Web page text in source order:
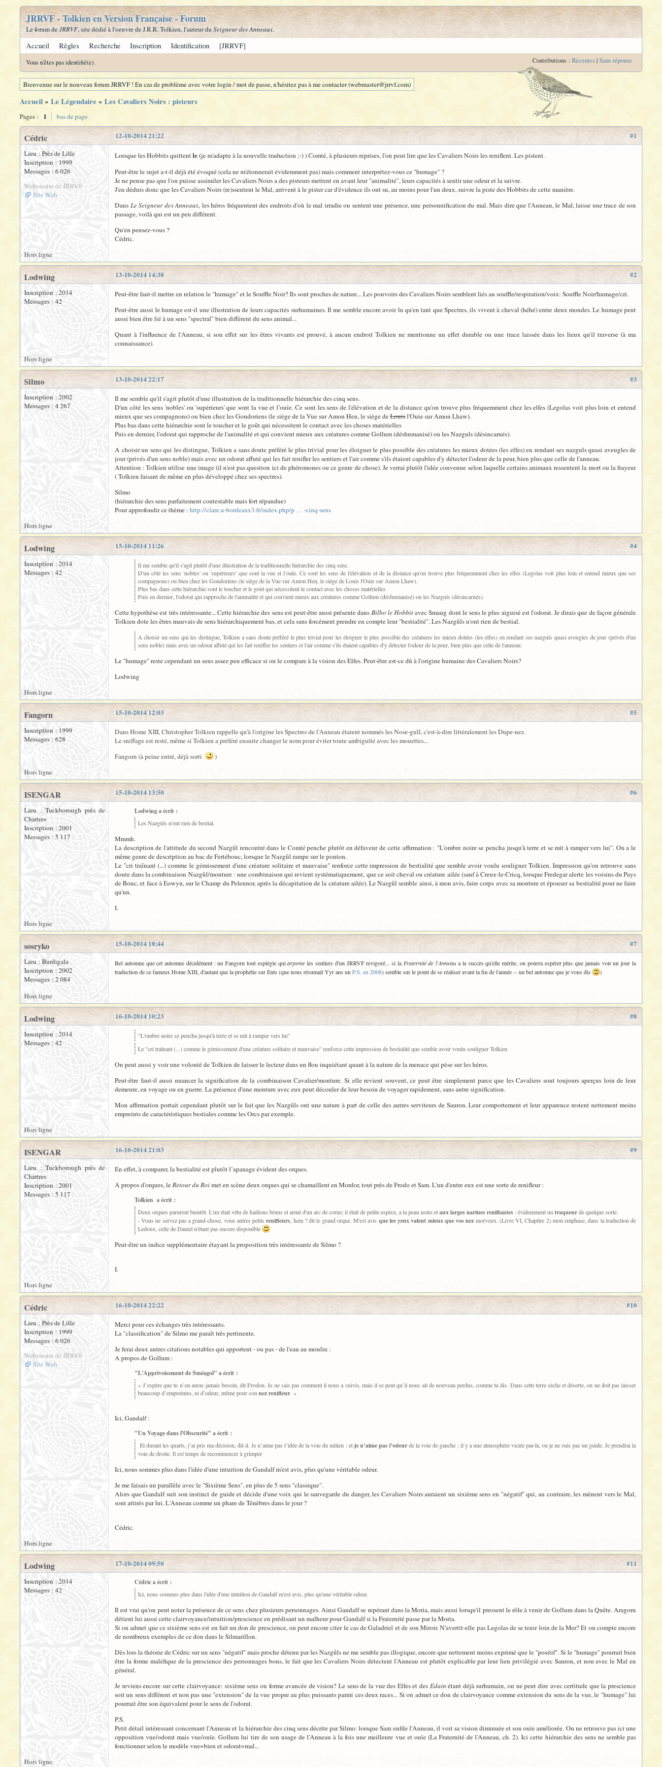
JRRVF - Tolkien en Version Française - Forum
Le forum deJRRVF, site dédié à l'oeuvre de J.R.R. Tolkien, l'auteur du Seigneur des Anneaux.
Accueil Règles Recherche Inscription Identification [JRRVF]
Vous n'êtes pas identifié(e). Contributions : Récentes| Sans réponse
Bienvenue sur le nouveau forum JRRVF ! En cas de problème avec votre login / mot de passe, n'hésitez pas à me contacter (webmaster@jrrvf.com)
Accueil» Le Légendaire » Les Cavaliers Noirs : pisteurs
Pages : 1 bas de page
#1
12-10-2014 21:22
Cédric
Lieu : Près de Lille
Inscription : 1999
Messages : 6 026
Webmestre de JRRVF
Site Web
Lorsque les Hobbits quittentle(je m'adapte à la nouvelle traduction ;-) ) Comté, à plusieurs reprises, l'on peut lire que les Cavaliers Noirs les reniflent. Les pistent.
Peut-être le sujet a-t-il déjà été évoqué (cela ne m'étonnerait évidemment pas) mais comment interprétez-vous ce "humage" ?
Je ne pense pas que l'on puisse assimiler les Cavaliers Noirs a des pisteurs mettent en avant leur "animalité", leurs capacités à sentir une odeur et la suivre.
J'en déduis donc que les Cavaliers Noirs (re)ssentent le Mal, arrivent à le pister car d'évidence ils ont su, au moins pour l'un deux, suivre la piste des Hobbits de cette manière.
Dans Le Seigneur des Anneaux, les héros fréquentent des endroits d'où le mal irradie ou sentent une présence, une personnification du mal. Mais dire que l'Anneau, le Mal, laisse une trace de son
passage, voilà qui est un peu différent.
Qu'en pensez-vous ?
Cédric.
Hors ligne
#2
13-10-2014 14:38
Lodwing
Inscription : 2014
Messages : 42
Peut-être faut-il mettre en relation le "humage" et le Souffle Noir? Ils sont proches de nature... Les pouvoirs des Cavaliers Noirs semblent liés au souffle/respiration/voix: Souffle Noir/humage/cri.
Peut-être aussi le humage est-il une illustration de leurs capacités surhumaines. Il me semble encore avoir lu qu'en tant que Spectres, ils vivent à cheval (héhé) entre deux mondes. Le humage peut
aussi bien être lié à un sens "spectral" bien différent du sens animal...
Quant à l'influence de l'Anneau, si son effet sur les êtres vivants est prouvé, à aucun endroit Tolkien ne mentionne un effet durable ou une trace laissée dans les lieux qu'il traverse (à ma
connaissance).
Hors ligne
#3
13-10-2014 22:17
Silmo
Inscription : 2002
Messages : 4 267
Il me semble qu'il s'agit plutôt d'une illustration de la traditionnelle hiérarchie des cinq sens.
D'un côté les sens 'nobles' ou 'supérieurs' que sont la vue et l’ouïe. Ce sont les sens de l'élévation et de la distance qu'on trouve plus fréquemment chez les elfes (Legolas voit plus loin et entend
mieux que ses compagnons) ou bien chez les Gondoriens (le siège de la Vue sur Amon Hen, le siège deLouisl'Ouie sur Amon Lhaw).
Plus bas dans cette hiérarchie sont le toucher et le goût qui nécessitent le contact avec les choses matérielles
Puis en dernier, l'odorat qui rapproche de l'animalité et qui convient mieux aux créatures comme Gollum (déshumanisé) ou les Nazguls (désincarnés).
A choisir un sens qui les distingue, Tolkien a sans doute préféré le plus trivial pour les éloigner le plus possible des créatures les mieux dotées (les elfes) en rendant ses nazguls quasi aveugles de
jour (privés d'un sens noble) mais avec un odorat affuté qui les fait renifler les sentiers et l'air comme s'ils étaient capables d'y détecter l'odeur de la peur, bien plus que celle de l'anneau.
Attention : Tolkien utilise une image (il n'est pas question ici de phéromones ou ce genre de chose). Je verrai plutôt l'idée convenue selon laquelle certains animaux ressentent la mort ou la frayeur
( Tolkien faisant de même en plus développé chez ses spectres).
Silmo
(hiérarchie des sens parfaitement contestable mais fort répandue)
Pour approfondir ce thème : http://clare.u-bordeaux3.fr/index.php/p … -cinq-sens
Hors ligne
#4
15-10-2014 11:26
Lodwing
Inscription : 2014
Messages : 42
Il me semble qu'il s'agit plutôt d'une illustration de la traditionnelle hiérarchie des cinq sens.
D'un côté les sens 'nobles' ou 'supérieurs' que sont la vue et l’ouïe. Ce sont les sens de l'élévation et de la distance qu'on trouve plus fréquemment chez les elfes (Legolas voit plus loin et entend mieux que ses
compagnons) ou bien chez les Gondoriens (le siège de la Vue sur Amon Hen, le siège de Louis l'Ouie sur Amon Lhaw).
Plus bas dans cette hiérarchie sont le toucher et le goût qui nécessitent le contact avec les choses matérielles
Puis en dernier, l'odorat qui rapproche de l'animalité et qui convient mieux aux créatures comme Gollum (déshumanisé) ou les Nazguls (désincarnés).
Cette hypothèse est très intéressante... Cette hiérarchie des sens est peut-être aussi présente dans Bilbo le Hobbitavec Smaug dont le sens le plus aiguisé est l'odorat. Je dirais que de façon générale
Tolkien dote les êtres mauvais de sens hiérarchiquement bas, et cela sans forcément prendre en compte leur "bestialité". Les Nazgûls n'ont rien de bestial.
A choisir un sens qui les distingue, Tolkien a sans doute préféré le plus trivial pour les éloigner le plus possible des créatures les mieux dotées (les elfes) en rendant ses nazguls quasi aveugles de jour (privés d'un
sens noble) mais avec un odorat affuté qui les fait renifler les sentiers et l'air comme s'ils étaient capables d'y détecter l'odeur de la peur, bien plus que celle de l'anneau.
Le "humage" reste cependant un sens assez peu efficace si on le compare à la vision des Elfes. Peut-être est-ce dû à l'origine humaine des Cavaliers Noirs?
Lodwing
Hors ligne
#5
15-10-2014 12:03
Fangorn
Inscription : 1999
Messages : 628
Dans Home XIII, Christopher Tolkien rappelle qu'à l'origine les Spectres de l'Anneau étaient nommés les Nose-gull, c'est-à-dire littéralement les Dupe-nez.
Le sniffage est resté, même si Tolkien a préféré ensuite changer le nom pour éviter toute ambiguïté avec les mouettes...
Fangorn (à peine entré, déjà sorti
)
Hors ligne
#6
15-10-2014 13:50
ISENGAR
Lieu : Tuckborough près de
Chartres
Inscription : 2001
Messages : 5 117
Lodwing a écrit :
Les Nazgûls n'ont rien de bestial.
Mmmh.
La description de l'attitude du second Nazgûl rencontré dans le Comté penche plutôt en défaveur de cette affirmation : "L'ombre noire se pencha jusqu'à terre et se mit à ramper vers lui". On a le
même genre de description au bac de Fertébouc, lorsque le Nazgûl rampe sur le ponton.
Le "cri traînant (...) comme le gémissement d'une créature solitaire et mauvaise" renforce cette impression de bestialité que semble avoir voulu souligner Tolkien. Impression qu'on retrouve sans
doute dans la combinaison Nazgûl/monture : une combinaison qui revient systématiquement, que ce soit cheval ou créature ailée (sauf à Creux-le-Cricq, lorsque Fredegar alerte les voisins du Pays
de Bouc, et face à Eowyn, sur le Champ du Pelennor, après la décapitation de la créature ailée). Le Nazgûl semble ainsi, à mon avis, faire corps avec sa monture et épouser sa bestialité pour ne faire
qu'un.
I.
Hors ligne
#7
15-10-2014 18:44
sosryko
Lieu : Burdigala
Inscription : 2002
Messages : 2 084
Bel automne que cet automne décidément : un Fangorn tout espiègle quiarpente les sentiers d'un JRRVF revigoré... si la Fraternité de l'Anneau a le succès qu'elle mérite, on pourra espérer plus que jamais voir un jour la
traduction de ce fameux Home XIII, d'autant que la prophétie sur Ents (que nous résumait Yyr ans un P.S. en 2008) semble sur le point de se réaliser avant la fin de l'année -- un bel automne que je vous dis )
Hors ligne
#8
16-10-2014 10:23
Lodwing
Inscription : 2014
Messages : 42
"L'ombre noire se pencha jusqu'à terre et se mit à ramper vers lui"
Le "cri traînant (...) comme le gémissement d'une créature solitaire et mauvaise" renforce cette impression de bestialité que semble avoir voulu souligner Tolkien
On peut aussi y voir une volonté de Tolkien de laisser le lecteur dans un flou inquiétant quant à la nature de la menace qui pèse sur les héros.
Peut-être faut-il aussi nuancer la signification de la combinaison Cavalier/monture. Si elle revient souvent, ce peut être simplement parce que les Cavaliers sont toujours aperçus loin de leur
demeure, en voyage ou en guerre. La présence d'une monture avec eux peut découler de leur besoin de voyager rapidement, sans autre signification.
Mon affirmation portait cependant plutôt sur le fait que les Nazgûls ont une nature à part de celle des autres serviteurs de Sauron. Leur comportement et leur apparence restent nettement moins
empreints de caractéristiques bestiales comme les Orcs par exemple.
Hors ligne
#9
16-10-2014 21:03
ISENGAR
Lieu : Tuckborough près de
Chartres
Inscription : 2001
Messages : 5 117
En effet, à comparer, la bestialité est plutôt l’apanage évident des orques.
A propos d'orques, leRetour du Roimet en scène deux orques qui se chamaillent en Mordor, tout près de Frodo et Sam. L'un d'entre eux est une sorte de renifleur :
Tolkien a écrit :
Deux orques parurent bientôt. L'un était vêtu de haillons bruns et armé d'un arc de corne; il était de petite espèce, a la peau noire etaux larges narines reniflantes : évidemment un traqueurde quelque sorte.
- Vous ne servez pas a grand-chose, vous autres petitsrenifleurs , hein ? dit le grand orque. M'est avis que les yeux valent mieux que vos nez morveux. (Livre VI, Chapitre 2)mon emphase, dans la traduction de
Ledoux, celle de Daniel n'étant pas encore disponible
Peut-être un indice supplémentaire étayant la proposition très intéressante de Silmo ?
I.
Hors ligne
#10
16-10-2014 22:22
Cédric
Lieu : Près de Lille
Inscription : 1999
Messages : 6 026
Webmestre de JRRVF
Site Web
Merci pour ces échanges très intéressants.
La "classification" de Silmo me paraît très pertinente.
Je ferai deux autres citations notables qui apportent - ou pas - de l'eau au moulin :
A propos de Gollum :
"L'Apprivoisement de Sméagol" a écrit :
« J’espère que tu n’en auras jamais besoin, dit Frodon. Je ne sais pas comment il nous a suivis, mais il se peut qu’il nous ait de nouveau perdus, comme tu dis. Dans cette terre sèche et déserte, on ne doit pas laisser
beaucoup d’empreintes, ni d’odeur, même pour son nez renifleur. »
Ici, Gandalf :
"Un Voyage dans l'Obscurité" a écrit :
Et durant les quarts, j’ai pris ma décision, dit-il. Je n’aime pas l’idée de la voie du milieu ; et je n’aime pas l’odeurde la voie de gauche ; il y a une atmosphère viciée par-là, ou je ne suis pas un guide. Je prendrai la
voie de droite. Il est temps de recommencer à grimper
Ici, nous sommes plus dans l'idée d'une intuition de Gandalf m'est avis, plus qu'une véritable odeur.
Je me faisais un parallèle avec le "Sixième Sens", en plus de 5 sens "classique".
Alors que Gandalf suit son instinct de guide et décide d'une voix qui le sauvegarde du danger, les Cavaliers Noirs auraient un sixième sens en "négatif" qui, au contraire, les mènent vers le Mal,
sont attirés par lui. L'Anneau comme un phare de Ténèbres dans le jour ?
Cédric.
Hors ligne
#11
17-10-2014 09:50
Lodwing
Inscription : 2014
Messages : 42
Cédric a écrit :
Ici, nous sommes plus dans l'idée d'une intuition de Gandalf m'est avis, plus qu'une véritable odeur.
Il est vrai qu'on peut noter la présence de ce sens chez plusieurs personnages. Ainsi Gandalf se repérant dans la Moria, mais aussi lorsqu'il pressent le rôle à venir de Gollum dans la Quête. Aragorn
détient lui aussi cette clairvoyance/intuition/prescience en prédisant un malheur pour Gandalf si la Fraternité passe par la Moria.
Si on admet que ce sixième sens est en fait un don de prescience, on peut encore citer le cas de Galadriel et de son Miroir. N'avertit-elle pas Legolas de se tenir loin de la Mer? Et on compte encore
de nombreux exemples de ce don dans le Silmarillon.
Dès lors la théorie de Cédric sur un sens "négatif" mais proche détenu par les Nazgûls ne me semble pas illogique, encore que nettement moins exprimé que le "positif". Si le "humage" pourrait bien
être la forme maléfique de la prescience des personnages bons, le fait que les Cavaliers Noirs détectent l'Anneau est plutôt explicable par leur lien privilégié avec Sauron, et non avec le Mal en
général.
Je reviens encore sur cette clairvoyance: sixième sens ou forme avancée de vision? Le sens de la vue des Elfes et des Edain étant déjà surhumain, on ne peut dire avec certitude que la prescience
soit un sens différent et non pas une "extension" de la vue propre au plus puissants parmi ces deux races... Si on admet ce don de clairvoyance comme extension du sens de la vue, le "humage" lui
pourrait être son équivalent pour le sens de l'odorat.
P.S.
Petit détail intéressant concernant l'Anneau et la hiérarchie des cinq sens décrite par Silmo: lorsque Sam enfile l'Anneau, il voit sa vision diminuée et son ouïe améliorée. On ne retrouve pas ici une
opposition vue/odorat mais vue/ouïe. Gollum lui tire de son usage de l'Anneau à la fois une meilleure vue et ouïe (La Fraternité de l'Anneau, ch. 2). Ici cette hiérarchie des sens ne semble pas
fonctionner selon le modèle vue=bien et odorat=mal...
Hors ligne